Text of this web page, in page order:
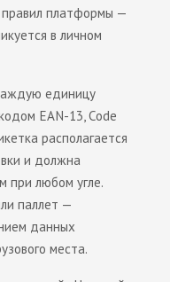
правил платформы —
в личном
единицу
EAN-13, Code
располагается
и должна
при любом угле.
паллет —
данных
места.